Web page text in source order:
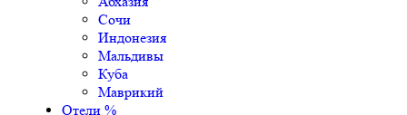
Сочи
Индонезия
Мальдивы
Куба
Маврикий
Отели %